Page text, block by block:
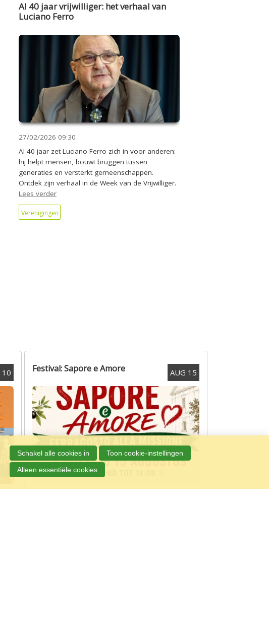
Schakel alle cookies in Toon cookie-instellingen
Alleen essentiële cookies
Al 40 jaar vrijwilliger: het verhaal van
Luciano Ferro
27/02/2026 09:30
Al 40 jaar zet Luciano Ferro zich in voor anderen:
hij helpt mensen, bouwt bruggen tussen
generaties en versterkt gemeenschappen.
Ontdek zijn verhaal in de Week van de Vrijwilliger.
Lees verder
Verenigingen
10 AUG 15
Festival: Sapore e Amore